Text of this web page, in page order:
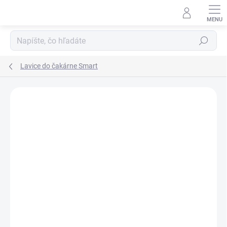
Hľadať
Lavice do čakárne Smart